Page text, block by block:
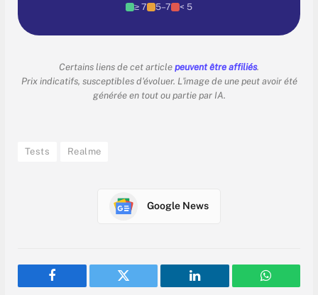
≥ 7 5–7 < 5
Certains liens de cet article peuvent être affiliés.
Prix indicatifs, susceptibles d'évoluer. L'image de une peut avoir été
générée en tout ou partie par IA.
Tests Realme
Google News
Facebook Twitter LinkedIn